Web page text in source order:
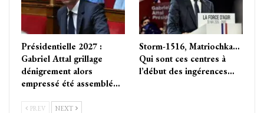
Présidentielle 2027 :
Gabriel Attal grillage
dénigrement alors
empressé été assemblé…
Storm-1516, Matriochka…
Qui sont ces centres à
l’début des ingérences…
PREV NEXT